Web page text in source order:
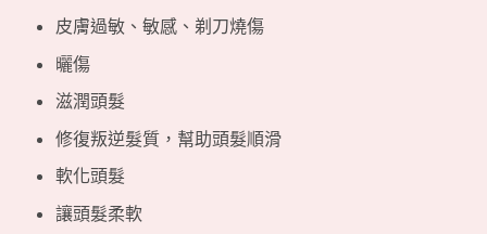
皮膚過敏、敏感、剃刀燒傷
曬傷
滋潤頭髮
修復叛逆髮質，幫助頭髮順滑
軟化頭髮
讓頭髮柔軟